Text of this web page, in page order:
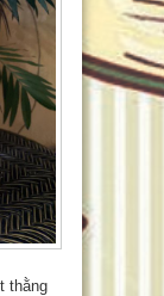
thằng